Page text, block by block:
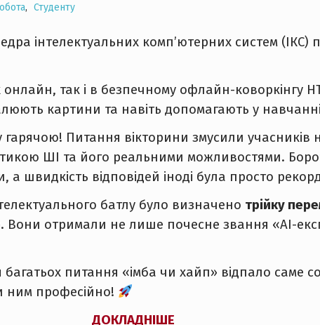
, Студенту
інтелектуальних комп’ютерних систем (ІКС)
так і в безпечному офлайн-коворкінгу
картини та навіть допомагають у
Питання вікторини змусили учасників
ШІ та його реальними можливостями.
швидкість відповідей іноді була просто
батлу було визначено трійку
Вони отримали не лише почесне звання «AI-
багатьох питання «імба чи хайп» відпало
ним професійно!
ДОКЛАДНІШЕ